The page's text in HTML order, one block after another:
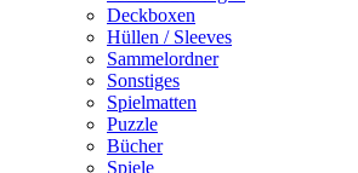
Deckboxen
Hüllen / Sleeves
Sammelordner
Sonstiges
Spielmatten
Puzzle
Bücher
Spiele